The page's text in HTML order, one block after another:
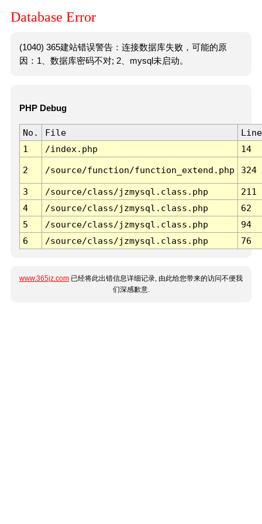
Database Error
(1040) 365建站错误警告：连接数据库失败，可能的原
因：1、数据库密码不对; 2、mysql未启动。
PHP Debug
No. File
Line
1
/index.php 14
2 /source/function/function_extend.php 324
3 /source/class/jzmysql.class.php
211
4
/source/class/jzmysql.class.php
62
5
/source/class/jzmysql.class.php
94
6
/source/class/jzmysql.class.php 76
www.365jz.com 已经将此出错信息详细记录, 由此给您带来的访问不便我
们深感歉意.